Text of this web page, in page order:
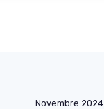
Novembre 2024